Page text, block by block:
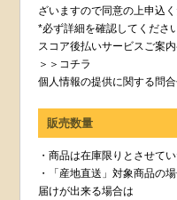
ざいますので同意の上申込く
*必ず詳細を確認してください
スコア後払いサービスご案
＞＞コチラ
個人情報の提供に関する問
販売数量
・商品は在庫限りとさせてい
・「産地直送」対象商品の
届けが出来る場合は